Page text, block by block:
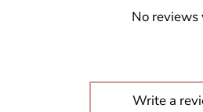
No reviews
Write a